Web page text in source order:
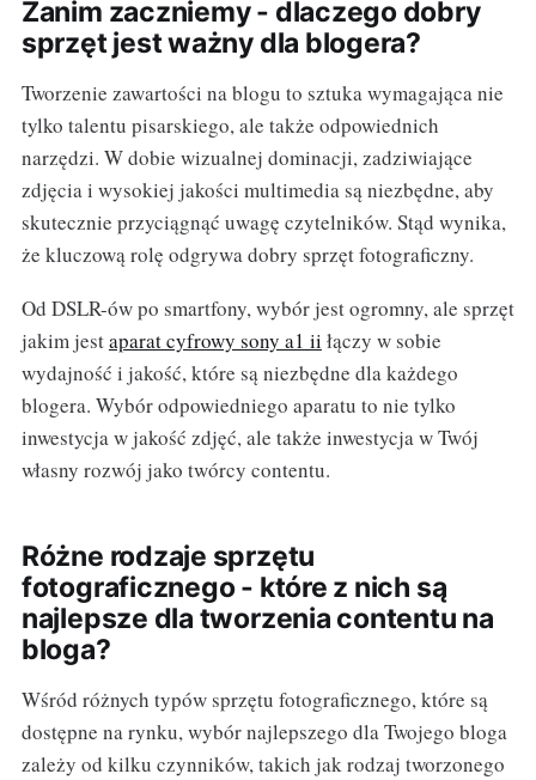
Zanim zaczniemy - dlaczego dobry
sprzęt jest ważny dla blogera?
Tworzenie zawartości na blogu to sztuka wymagająca nie
tylko talentu pisarskiego, ale także odpowiednich
narzędzi. W dobie wizualnej dominacji, zadziwiające
zdjęcia i wysokiej jakości multimedia są niezbędne, aby
skutecznie przyciągnąć uwagę czytelników. Stąd wynika,
że kluczową rolę odgrywa dobry sprzęt fotograficzny.
Od DSLR-ów po smartfony, wybór jest ogromny, ale sprzęt
jakim jestaparat cyfrowy sony a1 ii łączy w sobie
wydajność i jakość, które są niezbędne dla każdego
blogera. Wybór odpowiedniego aparatu to nie tylko
inwestycja w jakość zdjęć, ale także inwestycja w Twój
własny rozwój jako twórcy contentu.
Różne rodzaje sprzętu
fotograficznego - które z nich są
najlepsze dla tworzenia contentu na
bloga?
Wśród różnych typów sprzętu fotograficznego, które są
dostępne na rynku, wybór najlepszego dla Twojego bloga
zależy od kilku czynników, takich jak rodzaj tworzonego